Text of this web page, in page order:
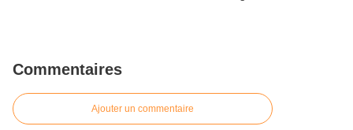
Commentaires
Ajouter un commentaire